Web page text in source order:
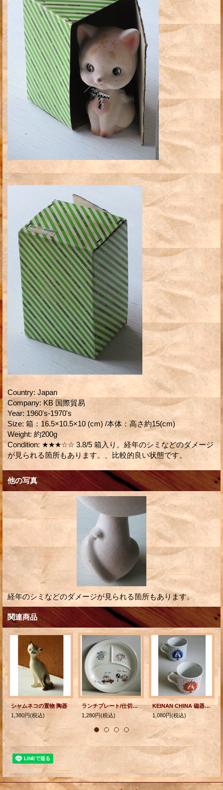
Country: Japan
Company: KB 国際貿易
Year: 1960's-1970's
Size: 箱：16.5×10.5×10 (cm) /本体：高さ約15(cm)
Weight: 約200g
Condition: ★★★☆☆ 3.8/5 箱入り。経年のシミなどのダメージ
が見られる箇所もあります。、比較的良い状態です。
他の写真
経年のシミなどのダメージが見られる箇所もあります。
関連商品
シャムネコの置物 陶器
1,380円(税込)
ランチプレート/仕切り皿 ネコイラスト 磁器/瀬戸物
1,280円(税込)
KEINAN CHINA 磁器製 ぺアマグカップ B, F,cats& Romance シャム猫
1,080円(税込)